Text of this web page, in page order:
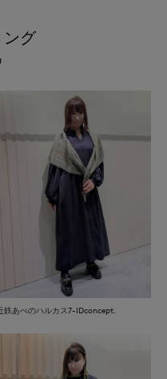
ング
鉄あべのハルカス7-IDconcept.